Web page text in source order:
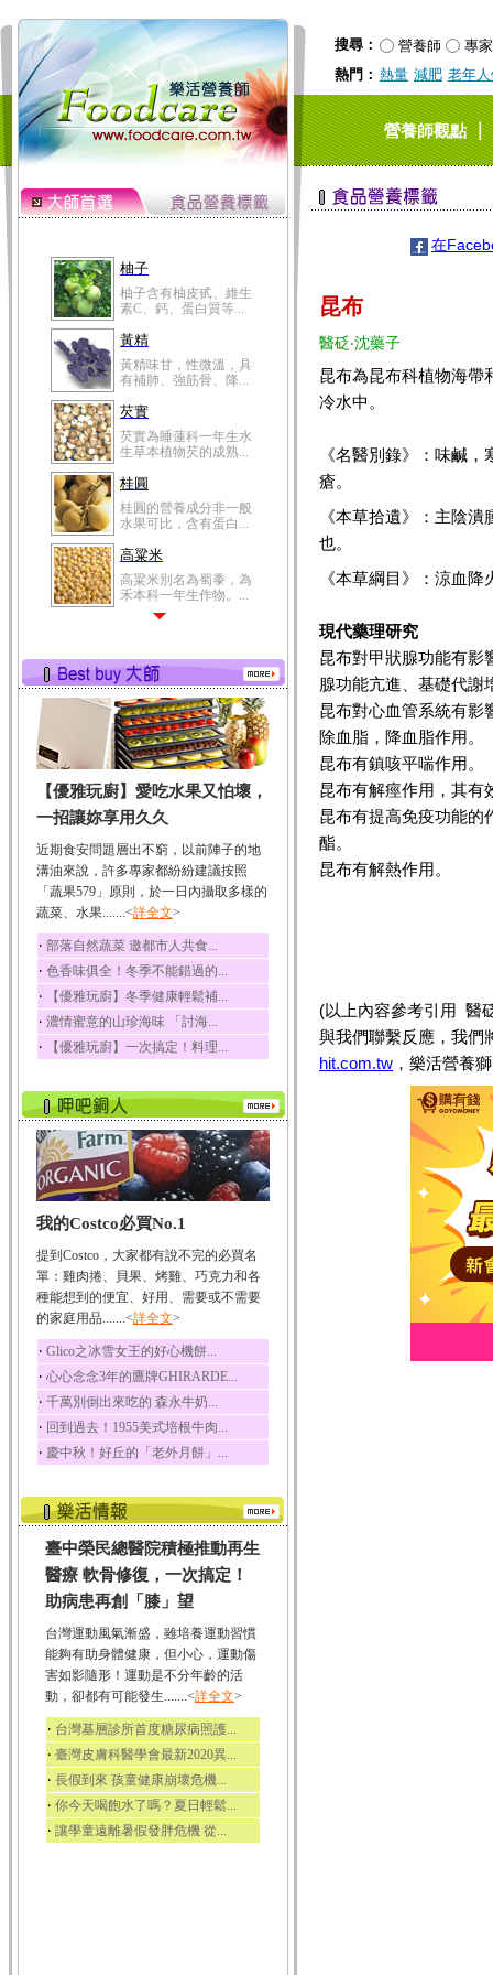
搜尋： 營養師
專家
熱門： 熱量 減肥 老年
營養師觀點｜
柚子
柚子含有柚皮甙、維生
素C、鈣、蛋白質等...
黃精
黃精味甘，性微溫，具
有補肺、強筋骨、降...
芡實
芡實為睡蓮科一年生水
生草本植物芡的成熟...
桂圓
桂圓的營養成分非一般
水果可比，含有蛋白...
高粱米
高粱米別名為蜀黍，為
禾本科一年生作物。...
有蛋白質、脂肪、磷...
鮪魚
鮪魚肚肉中的不飽和脂
肪酸內富含EPA和DH...
韭菜
韭菜所含的膳食纖維能
幫助消化與通便；揮...
冬瓜
冬瓜營養價值高，鈉含
量極低是水腫病人的...
豆豉
豆豉裡頭含有營養的蛋
白質、脂肪、鈣、磷...
榛果
榛果裡所含的營養素有
蛋白質、脂肪、醣類...
迷迭香
酸、迷迭香酸、植物...
咖啡
咖啡中的咖啡因會刺激
中樞神經系統，特別...
椰子
椰子含有糖類、脂肪、
荔枝
荔枝性質溫和所含的營
養素有醣類、檸檬酸...
五味子
五味子性質溫熱所含營
養成分有揮發油、檸...
草魚
草魚含有維生素A、維生
素C、及豐富的蛋白...
【優雅玩廚】愛吃水果又怕壞，
一招讓妳享用久久
近期食安問題層出不窮，以前陣子的地
溝油來說，許多專家都紛紛建議按照
「蔬果579」原則，於一日內攝取多樣的
蔬菜、水果.......<詳全文>
‧ 部落自然蔬菜 邀都市人共食...
‧ 色香味俱全！冬季不能錯過的...
‧ 【優雅玩廚】冬季健康輕鬆補...
‧ 濃情蜜意的山珍海味 「討海...
‧ 【優雅玩廚】一次搞定！料理...
我的Costco必買No.1
提到Costco，大家都有說不完的必買名
單：雞肉捲、貝果、烤雞、巧克力和各
種能想到的便宜、好用、需要或不需要
的家庭用品.......<詳全文>
‧ Glico之冰雪女王的好心機餅...
‧ 心心念念3年的鷹牌GHIRARDE...
‧ 千萬別倒出來吃的 森永牛奶...
‧ 回到過去！1955美式培根牛肉...
‧ 慶中秋！好丘的「老外月餅」...
臺中榮民總醫院積極推動再生
醫療 軟骨修復，一次搞定！
助病患再創「膝」望
台灣運動風氣漸盛，雖培養運動習慣
能夠有助身體健康，但小心，運動傷
害如影隨形！運動是不分年齡的活
動，卻都有可能發生.......<詳全文>
‧ 台灣基層診所首度糖尿病照護...
‧ 臺灣皮膚科醫學會最新2020異...
‧ 長假到來 孩童健康崩壞危機...
‧ 你今天喝飽水了嗎？夏日輕鬆...
‧ 讓學童遠離暑假發胖危機 從...
在
昆布
醫砭‧沈藥子
昆布為昆布科植物海
冷水中。
《名醫別錄》：味鹹
瘡。
《本草拾遺》：主陰
也。
《本草綱目》：涼血
現代藥理研究
昆布對甲狀腺功能有影
腺功能亢進、基礎代謝
昆布對心血管系統有影
除血脂，降血脂作用。
昆布有鎮咳平喘作用。
昆布有解痙作用，其有
昆布有提高免疫功能的
酯。
昆布有解熱作用。
(以上內容參考引用 醫
與我們聯繫反應，我們
hit.com.tw ，樂活營養